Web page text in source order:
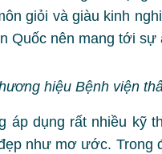
giỏi và giàu kinh
Quốc nên mang tới sự
hiệu Bệnh viện
áp dụng rất nhiều kỹ
như mơ ước. Trong